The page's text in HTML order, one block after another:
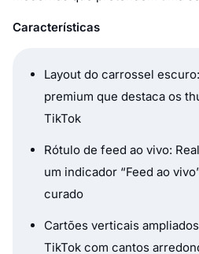
Características
Layout do carrossel
premium que destaca os
TikTok
Rótulo de feed ao vivo:
um indicador “Feed ao
curado
Cartões verticais
TikTok com cantos